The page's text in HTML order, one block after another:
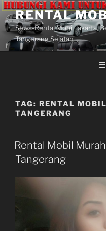
Lompat
ke
konten
RENTAL
Sewa-Rental Mobil Jakarta,
Tangerang Selatan
TAG: RENTAL
TANGERANG
Rental Mobil
Tangerang